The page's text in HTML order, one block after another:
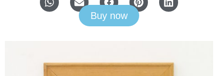
Buy now